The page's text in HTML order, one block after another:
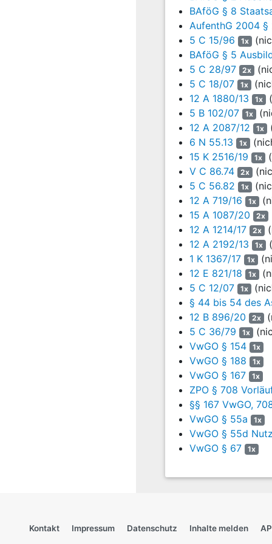
Bewilligung von
unabweisbarem Grund
müssen. Der in
Abbruch und kein
2020 (15 K 2516/19). Die
Fortsetzung seines
unmöglich gewesen.
Auf einen Antrag des
einstweiligen
für sein Studium
dem Kläger der geltend
Aus einer internen E-
Maschinenbaustudium
Durch
Wesentlichen an,
berufliche Tätigkeit
fortzuführen. Er habe
Einfach-Bachelor
von Studienleistungen
Fachrichtung werde
Studium an der Al
Ausbildung nicht an
Gelsenkirchen vom 2.
tatbestandlich
abgebrochen habe,
Sprachkurses habe
Leistungen aus dem
unter dem Eindruck des
Ausbildung in Syrien
angestrebten
Hiergegen hat der
stehe § 7 Abs. 3 Satz 1
dieser Abbruch aus
werde und ob er dort
BAföG § 8
AufenthG 2004 §
5 C 15/96 1x
BAföG § 5
5 C 28/97 2x
5 C 18/07
1x
12 A 1880/13
1x
5 B 102/07
1x
12 A 2087/12
1x
6 N 55.13
1x
15 K 2516/19
1x
V C 86.74
2x
5 C 56.82
1x
12 A 719/16
1x
15 A 1087/20
2x
12 A 1214/17
2x
12 A 2192/13
1x
1 K 1367/17
1x
12 E 821/18
1x
5 C 12/07
1x
§ 44 bis 54 des
12 B 896/20
2x
5 C 36/79
1x
VwGO § 154
1x
VwGO § 188 1x
VwGO § 167 1x
ZPO § 708
§§ 167 VwGO,
VwGO § 55a
1x
VwGO § 55d
VwGO § 67 1x
Kontakt Impressum Datenschutz Inhalte melden